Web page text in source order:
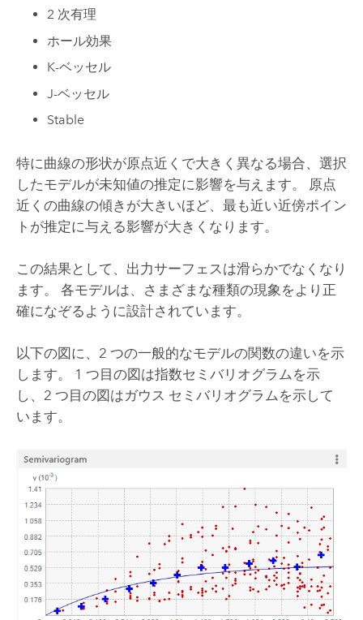
2 次有理
ホール効果
K-ベッセル
J-ベッセル
Stable
特に曲線の形状が原点近くで大きく異なる場合、選択
したモデルが未知値の推定に影響を与えます。 原点
近くの曲線の傾きが大きいほど、最も近い近傍ポイン
トが推定に与える影響が大きくなります。
この結果として、出力サーフェスは滑らかでなくなり
ます。 各モデルは、さまざまな種類の現象をより正
確になぞるように設計されています。
以下の図に、2 つの一般的なモデルの関数の違いを示
します。 1 つ目の図は指数セミバリオグラムを示
し、2 つ目の図はガウス セミバリオグラムを示して
います。